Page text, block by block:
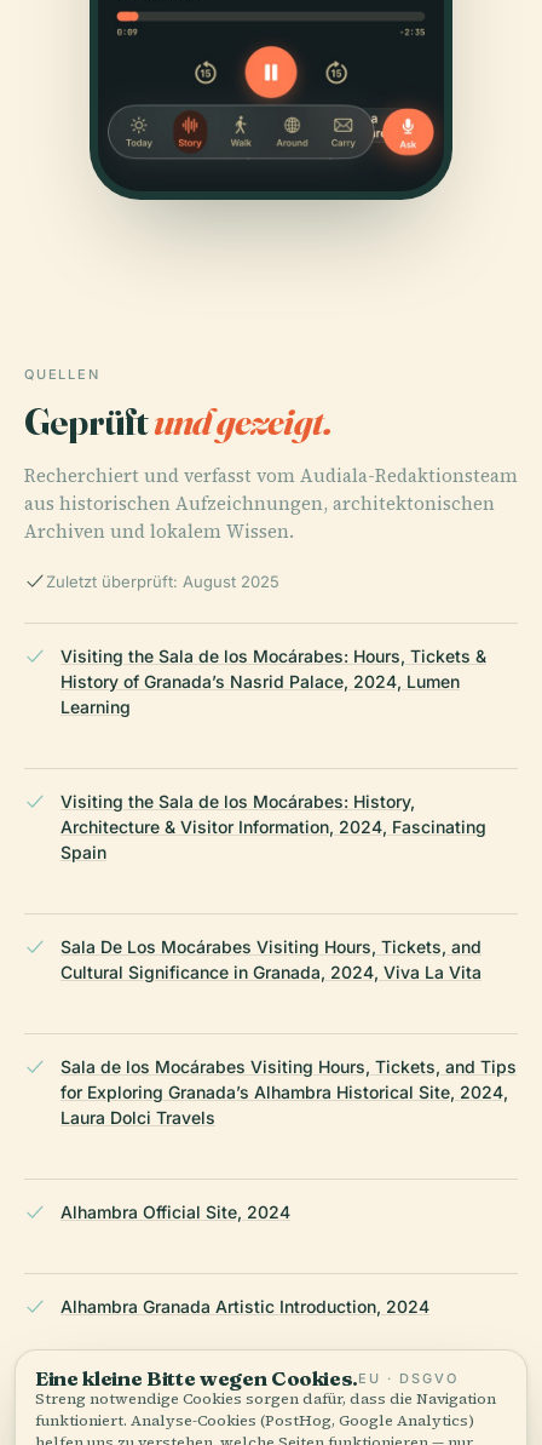
QUELLEN
Geprüftund gezeigt.
Recherchiert und verfasst vom Audiala-Redaktionsteam
aus historischen Aufzeichnungen, architektonischen
Archiven und lokalem Wissen.
Zuletzt überprüft: August 2025
Visiting the Sala de los Mocárabes: Hours, Tickets &
History of Granada’s Nasrid Palace, 2024, Lumen
Learning
Visiting the Sala de los Mocárabes: History,
Architecture & Visitor Information, 2024, Fascinating
Spain
Sala De Los Mocárabes Visiting Hours, Tickets, and
Cultural Significance in Granada, 2024, Viva La Vita
Sala de los Mocárabes Visiting Hours, Tickets, and Tips
for Exploring Granada’s Alhambra Historical Site, 2024,
Laura Dolci Travels
Alhambra Official Site, 2024
Alhambra Granada Artistic Introduction, 2024
Sala de los Mocárabes Room, 2024, Alhambra.info
funktioniert. Analyse-Cookies (PostHog, Google Analytics)
helfen uns zu verstehen, welche Seiten funktionieren — nur
aggregiert, keine Werbung, kein Verkauf. Du kannst dies
Anpassen Alle ablehnen Alle akzeptieren